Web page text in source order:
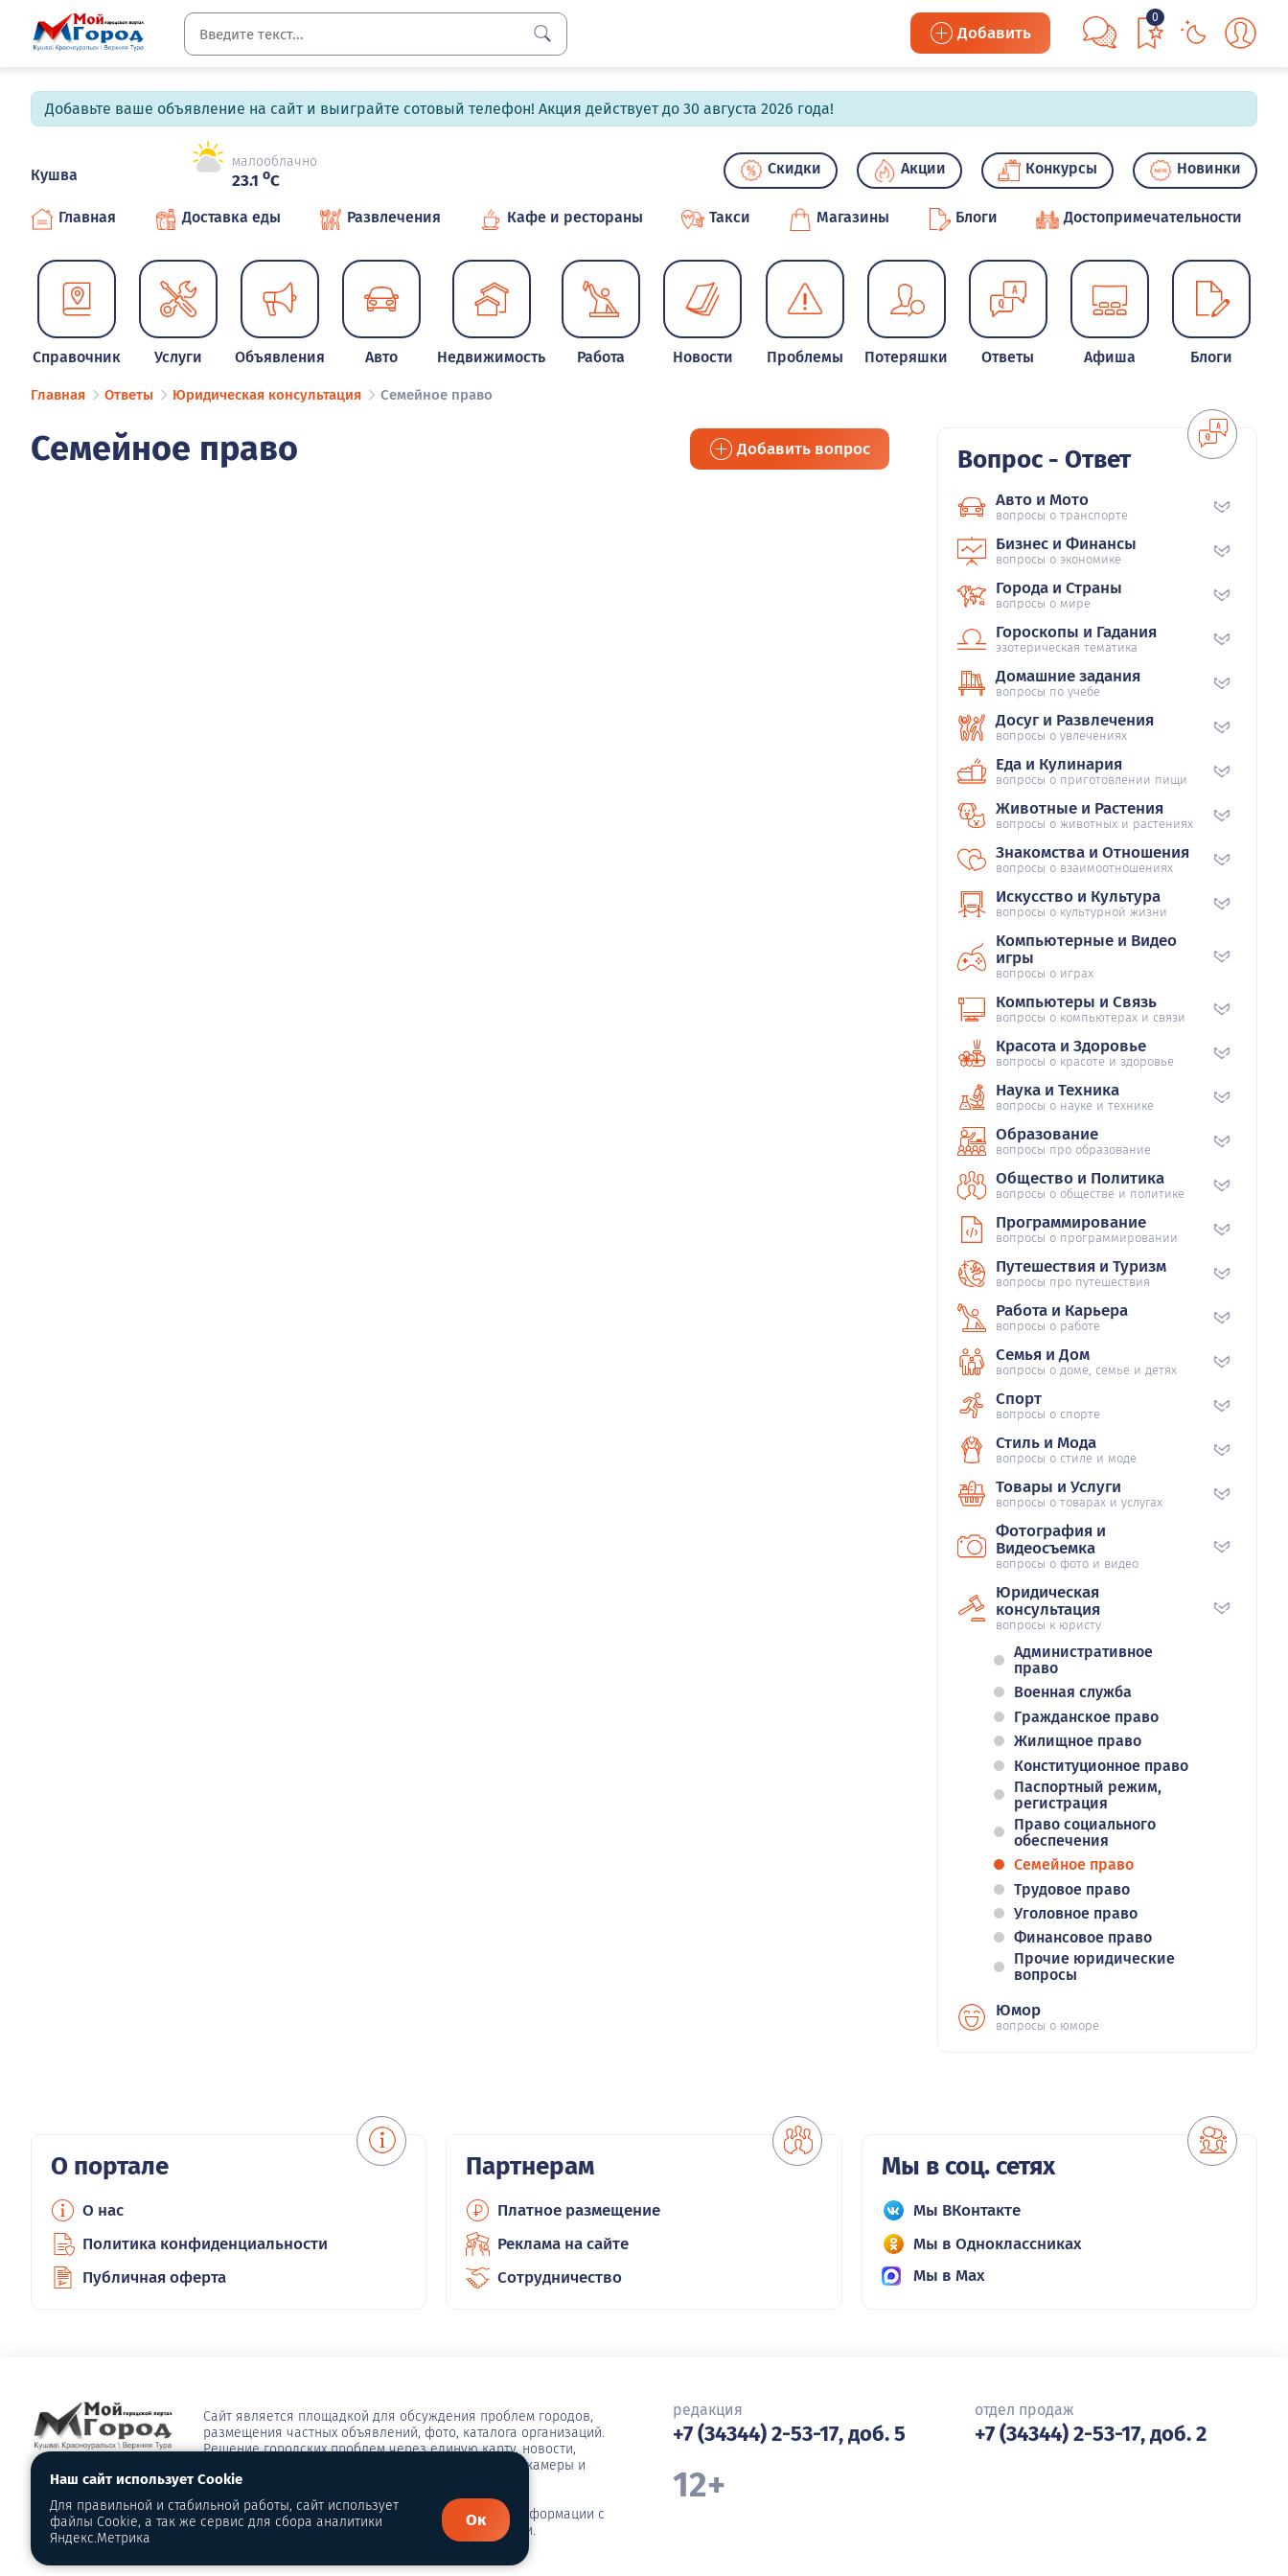
Добавить
0
Добавьте ваше объявление на сайт и выиграйте сотовый телефон! Акция действует до 30 августа 2026 года!
Кушва
малооблачно
23.1 oC
Скидки Акции Конкурсы Новинки
Главная Доставка еды Развлечения Кафе и рестораны Такси Магазины Блоги Достопримечательности
Справочник Услуги Объявления Авто Недвижимость Работа Новости Проблемы Потеряшки Ответы Афиша Блоги
Главная Ответы Юридическая консультация Семейное право
Семейное право Добавить вопрос Вопрос - Ответ
Авто и Мото
вопросы о транспорте
Бизнес и Финансы
вопросы о экономике
Города и Страны
вопросы о мире
Гороскопы и Гадания
эзотерическая тематика
Домашние задания
вопросы по учебе
Досуг и Развлечения
вопросы о увлечениях
Еда и Кулинария
вопросы о приготовлении пищи
Животные и Растения
вопросы о животных и растениях
Знакомства и Отношения
вопросы о взаимоотношениях
Искусство и Культура
вопросы о культурной жизни
Компьютерные и Видео
игры
вопросы о играх
Компьютеры и Связь
вопросы о компьютерах и связи
Красота и Здоровье
вопросы о красоте и здоровье
Наука и Техника
вопросы о науке и технике
Образование
вопросы про образование
Общество и Политика
вопросы о обществе и политике
Программирование
вопросы о программировании
Путешествия и Туризм
вопросы про путешествия
Работа и Карьера
вопросы о работе
Семья и Дом
вопросы о доме, семье и детях
Спорт
вопросы о спорте
Стиль и Мода
вопросы о стиле и моде
Товары и Услуги
вопросы о товарах и услугах
Фотография и
Видеосъемка
вопросы о фото и видео
Юридическая
консультация
вопросы к юристу
Административное
право
Военная служба
Гражданское право
Жилищное право
Конституционное право
Паспортный режим,
регистрация
Право социального
обеспечения
Семейное право
Трудовое право
Уголовное право
Финансовое право
Прочие юридические
вопросы
Юмор
вопросы о юморе
О портале
О нас
Политика конфиденциальности
Публичная оферта
Партнерам
Платное размещение
Реклама на сайте
Сотрудничество
Мы в соц. сетях
Мы ВКонтакте
Мы в Одноклассниках
Мы в Max
Сайт является площадкой для обсуждения проблем городов,
размещения частных объявлений, фото, каталога организаций.
Решение городских проблем через единую карту, новости,
сюжеты, опросы, видео, блоги, афиша, погода, вебкамеры и
многое другое
Распространение, копирование, тиражирование информации с
сайта разрешены только с согласия администрации.
редакция
+7 (34344) 2-53-17, доб. 5
отдел продаж
+7 (34344) 2-53-17, доб. 2
12+
Наш сайт использует Cookie
Для правильной и стабильной работы, сайт использует
файлы Cookie, а так же сервис для сбора аналитики
Яндекс.Метрика
Ок